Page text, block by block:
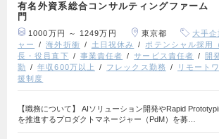
有名外資系総合コンサルティングファーム
門
1000万円 ～ 1249万円 東京都 大手企
ャー
海外折衝 土日祝休み ポテンシャル採用
長・役員直下
事業責任者 サービス責任者 開
勤
年収600万以上 フレックス勤務 リモート
援制度
【職務について】 AIソリューション開発やRapid
を推進するプロダクトマネージャー（PdM）を募…